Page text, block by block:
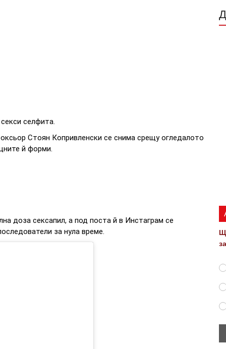
селфита.
Стоян Копривленски се снима срещу огледалото
й форми.
доза сексапил, а под поста й в Инстаграм се
за нула време.